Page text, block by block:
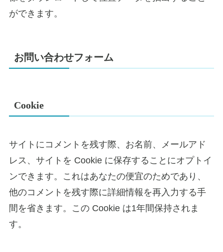
ができます。
お問い合わせフォーム
Cookie
サイトにコメントを残す際、お名前、メールアド
レス、サイトを Cookie に保存することにオプトイ
ンできます。これはあなたの便宜のためであり、
他のコメントを残す際に詳細情報を再入力する手
間を省きます。この Cookie は1年間保持されま
す。